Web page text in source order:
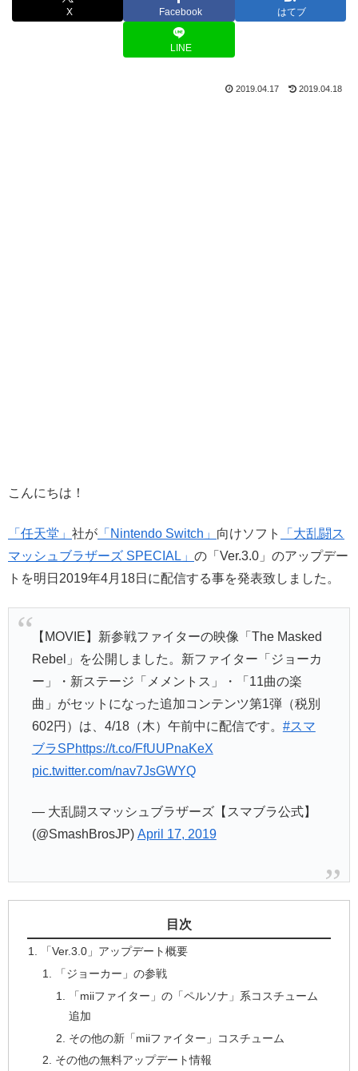
X Facebook はてブ
LINE
2019.04.17 2019.04.18
こんにちは！
「任天堂」 社が 「Nintendo Switch」 向けソフト
「大乱闘ス
マッシュブラザーズ SPECIAL」 の「Ver.3.0」のアップデー
トを明日2019年4月18日に配信する事を発表致しました。
【MOVIE】新参戦ファイターの映像「The Masked
Rebel」を公開しました。新ファイター「ジョーカ
ー」・新ステージ「メメントス」・「11曲の楽
曲」がセットになった追加コンテンツ第1弾（税別
602円）は、4/18（木）午前中に配信です。 #スマ
ブラSPhttps://t.co/FfUUPnaKeX
pic.twitter.com/nav7JsGWYQ
— 大乱闘スマッシュブラザーズ【スマブラ公式】
(@SmashBrosJP) April 17, 2019
目次
「Ver.3.0」アップデート概要
「ジョーカー」の参戦
「miiファイター」の「ペルソナ」系コスチューム
追加
その他の新「miiファイター」コスチューム
その他の無料アップデート情報